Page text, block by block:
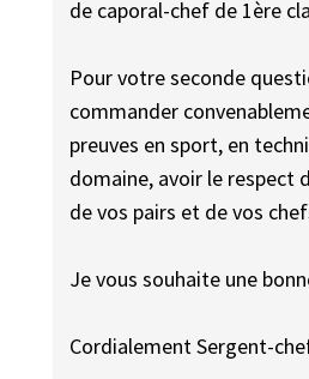
de caporal-chef de 1ère
Pour votre seconde
commander
preuves en sport, en
domaine, avoir le respect
de vos pairs et de vos
Je vous souhaite une
Cordialement Sergent-